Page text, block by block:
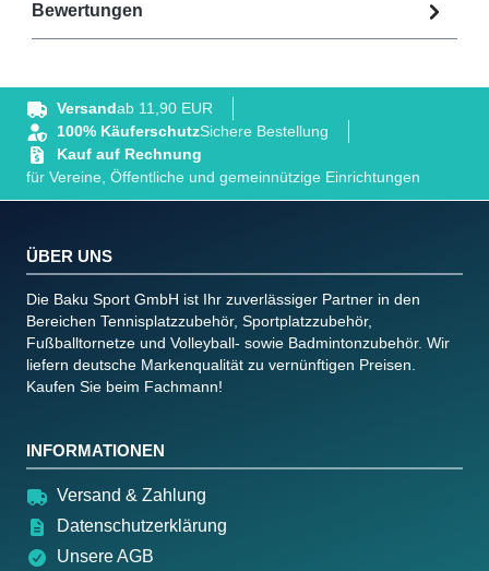
Bewertungen
Versandab 11,90 EUR
100% KäuferschutzSichere Bestellung
Kauf auf Rechnung
für Vereine, Öffentliche und gemeinnützige Einrichtungen
ÜBER UNS
Die Baku Sport GmbH ist Ihr zuverlässiger Partner in den
Bereichen Tennisplatzzubehör, Sportplatzzubehör,
Fußballtornetze und Volleyball- sowie Badmintonzubehör. Wir
liefern deutsche Markenqualität zu vernünftigen Preisen.
Kaufen Sie beim Fachmann!
INFORMATIONEN
Versand & Zahlung
Datenschutzerklärung
Unsere AGB